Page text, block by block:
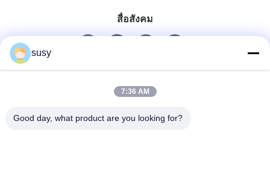
สื่อสังคม
ติดต่อเร็ว
susy
7:36 AM
Good day, what product are you looking for?